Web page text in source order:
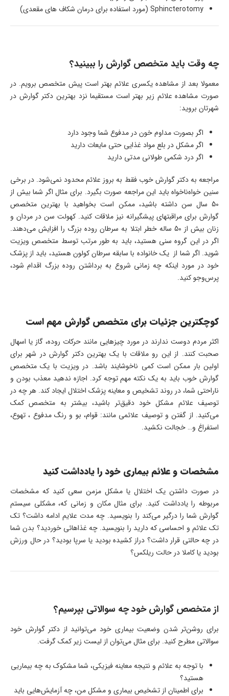
Sphincterotomy (مورد استفاده برای درمان شکاف های مقعدی)
چه وقت باید متخصص گوارش را ببینید؟
معمولا بعد از مشاهده یکسری علائم بهتر است پیش متخصص برویم. در
صورت مشاهده علائم زیر بهتر است مستقیما نزد بهترین دکتر گوارش در
شهرتان بروید:
اگر بصورت مداوم خون در مدفوع شما وجود دارد
اگر مشکل در بلع مواد غذایی حتی مایعات دارید
اگر درد شکمی طولانی مدتی دارید
مراجعه به دکتر گوارش خوب فقط به بروز علائم محدود نمی‌شود. در برخی
سنین خواه‌ناخواه باید این مراجعه صورت بگیرد. برای مثال اگر شما بیش از
50 سال سن داشته باشید، ممکن است بخواهید با بهترین متخصص
گوارش برای مراقبتهای پیشگیرانه نیز ملاقات کنید. کهولت سن در مردان و
زنان بیش از 50 ساله خطر ابتلا به سرطان روده بزرگ را افزایش می‌دهند.
اگر در این گروه سنی هستید، باید به طور مرتب توسط متخصص ویزیت
شوید. اگر شما از یک خانواده با سابقه سرطان کولون هستید، باید از پزشک
خود در مورد اینکه چه زمانی شروع به برداشتن روده بزرگ اقدام شود،
پرس‌وجو کنید.
کوچکترین جزئیات برای متخصص گوارش مهم است
اکثر مردم دوست ندارند در مورد چیزهایی مانند حرکات روده، گاز یا اسهال
صحبت کنند. از این رو ملاقات با یک بهترین دکتر گوارش در شهر برای
اولین بار ممکن است کمی ناخوشایند باشد. در ویزیت با یک متخصص
گوارش خوب باید به یک نکته مهم توجه کرد. اجازه ندهید معذب بودن و
ناراحتی شما، در روند تشخیص و معاینه پزشک اختلال ایجاد کند. هر چه در
توصیف علائم مشکل خود دقیق‌تر باشید، بیشتر به متخصص کمک
می‌کنید. از گفتن و توصیف علائمی مانند: قوام، بو و رنگ مدفوع ، تهوع،
استفراغ و… خجالت نکشید.
مشخصات و علائم بیماری خود را یادداشت کنید
در صورت داشتن یک اختلال یا مشکل مزمن سعی کنید که مشخصات
مربوطه را یادداشت کنید. برای مثال مکان و زمانی که، مشکلی سیستم
گوارش شما را درگیر می‌کند را بنویسید. چه مدت علایم ادامه داشت؟ تک
تک علائم و احساسی که دارید را بنویسید. چه غذاهائی خوردید؟ بدن شما
در چه حالتی قرار داشت؟ دراز کشیده بودید یا سرپا بودید؟ در حال ورزش
بودید یا کاملا در حالت ریلکس؟
از متخصص گوارش خود چه سوالاتی بپرسیم؟
برای روشن‌تر شدن وضعیت بیماری خود می‌توانید از دکتر گوارش خود
سوالاتی مطرح کنید. برای مثال می‌توان از لیست زیر کمک گرفت.
با توجه به علائم و نتیجه معاینه فیزیکی، شما مشکوک به چه بیماریی
هستید؟
برای اطمینان از تشخیص بیماری و مشکل من، چه آزمایش‌هایی باید